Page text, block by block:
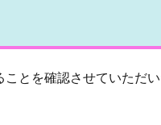
とを確認させていただ